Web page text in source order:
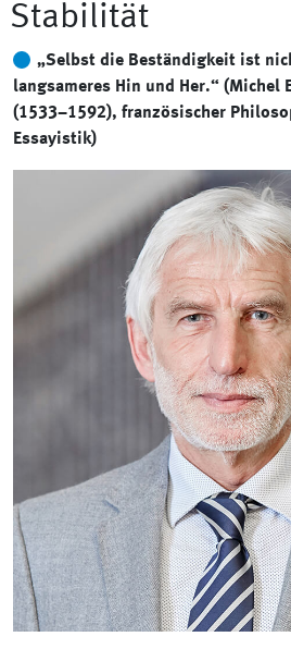
Stabilität
„Selbst die Beständigkeit ist
langsameres Hin und Her.“ (Michel
(1533–1592), französischer
Essayistik)